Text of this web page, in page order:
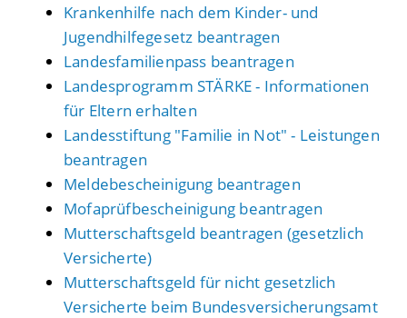
Krankenhilfe nach dem Kinder- und
Jugendhilfegesetz beantragen
Landesfamilienpass beantragen
Landesprogramm STÄRKE - Informationen
für Eltern erhalten
Landesstiftung "Familie in Not" - Leistungen
beantragen
Meldebescheinigung beantragen
Mofaprüfbescheinigung beantragen
Mutterschaftsgeld beantragen (gesetzlich
Versicherte)
Mutterschaftsgeld für nicht gesetzlich
Versicherte beim Bundesversicherungsamt